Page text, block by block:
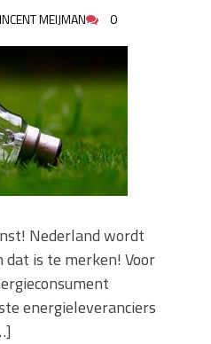
MEIJMAN 0
Nederland wordt
dat is te merken! Voor
energieleveranciers